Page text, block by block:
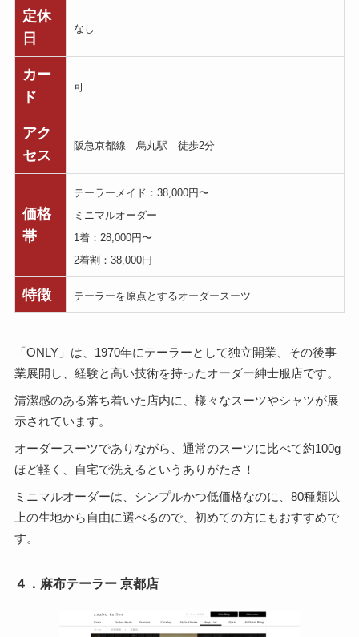
定休
日
なし
カー
ド
可
アク
セス
阪急京都線 烏丸駅 徒歩2分
価格
帯
テーラーメイド：38,000円〜
ミニマルオーダー
1着：28,000円〜
2着割：38,000円
特徴 テーラーを原点とするオーダースーツ
「ONLY」は、1970年にテーラーとして独立開業、その後事
業展開し、経験と高い技術を持ったオーダー紳士服店です。
清潔感のある落ち着いた店内に、様々なスーツやシャツが展
示されています。
オーダースーツでありながら、通常のスーツに比べて約100g
ほど軽く、自宅で洗えるというありがたさ！
ミニマルオーダーは、シンプルかつ低価格なのに、80種類以
上の生地から自由に選べるので、初めての方にもおすすめで
す。
４．麻布テーラー 京都店